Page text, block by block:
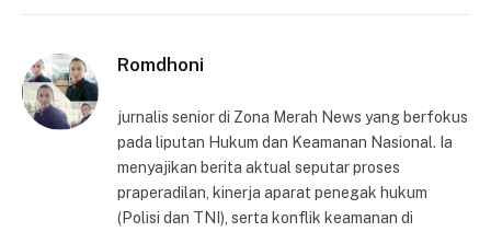
Romdhoni
jurnalis senior di Zona Merah News yang berfokus
pada liputan Hukum dan Keamanan Nasional. Ia
menyajikan berita aktual seputar proses
praperadilan, kinerja aparat penegak hukum
(Polisi dan TNI), serta konflik keamanan di